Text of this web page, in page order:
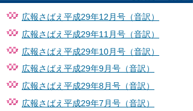
広報さばえ平成29年12月号（音訳）
広報さばえ平成29年11月号（音訳）
広報さばえ平成29年10月号（音訳）
広報さばえ平成29年9月号（音訳）
広報さばえ平成29年8月号（音訳）
広報さばえ平成29年7月号（音訳）